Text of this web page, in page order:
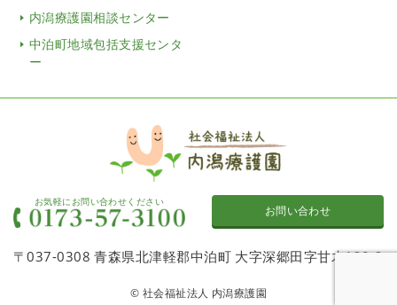
内潟療護園相談センター
中泊町地域包括支援センタ
ー
お気軽にお問い合わせください
お問い合わせ
〒037-0308 青森県北津軽郡中泊町 大字深郷田字甘木120-2
© 社会福祉法人 内潟療護園